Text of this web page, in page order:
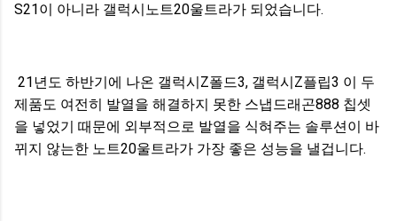
S21이 아니라 갤럭시노트20울트라가 되었습니다.
21년도 하반기에 나온 갤럭시Z폴드3, 갤럭시Z플립3 이 두
제품도 여전히 발열을 해결하지 못한 스냅드래곤888 칩셋
을 넣었기 때문에 외부적으로 발열을 식혀주는 솔루션이 바
뀌지 않는한 노트20울트라가 가장 좋은 성능을 낼겁니다.